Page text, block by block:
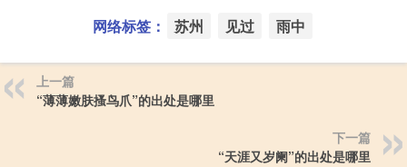
网络标签： 苏州 见过 雨中
上一篇
“薄薄嫩肤搔鸟爪”的出处是哪里
下一篇
“天涯又岁阑”的出处是哪里